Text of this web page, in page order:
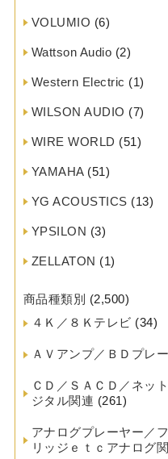
VOLUMIO (6)
Wattson Audio (2)
Western Electric (1)
WILSON AUDIO (7)
WIRE WORLD (51)
YAMAHA(51)
YG ACOUSTICS (13)
YPSILON (3)
ZELLATON (1)
商品種類別 (2,500)
４Ｋ／８Ｋテレビ (34)
ＡＶアンプ／ＢＤプレ
ＣＤ／ＳＡＣＤ／ネッ
ジタル関連 (261)
アナログプレーヤー／
リッジｅｔｃアナログ